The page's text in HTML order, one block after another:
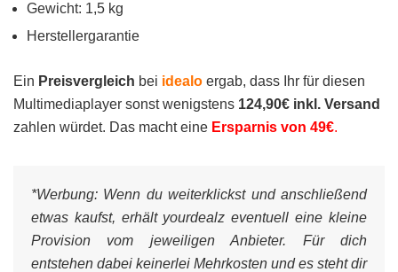
Gewicht: 1,5 kg
Herstellergarantie
Ein Preisvergleich bei idealo ergab, dass Ihr für diesen
Multimediaplayer sonst wenigstens 124,90€ inkl. Versand
zahlen würdet. Das macht eine Ersparnis von 49€.
*Werbung: Wenn du weiterklickst und anschließend
etwas kaufst, erhält yourdealz eventuell eine kleine
Provision vom jeweiligen Anbieter. Für dich
entstehen dabei keinerlei Mehrkosten und es steht dir